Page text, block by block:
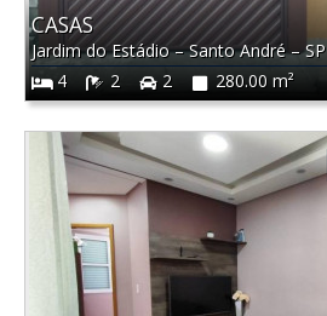
CASAS
Jardim do Estádio–Santo André–SP
4
2 2 280.00 m²